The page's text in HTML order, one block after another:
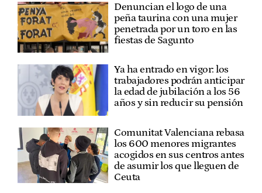
Denuncian el logo de una
peña taurina con una mujer
penetrada por un toro en las
fiestas de Sagunto
Ya ha entrado en vigor: los
trabajadores podrán anticipar
la edad de jubilación a los 56
años y sin reducir su pensión
Comunitat Valenciana rebasa
los 600 menores migrantes
acogidos en sus centros antes
de asumir los que lleguen de
Ceuta